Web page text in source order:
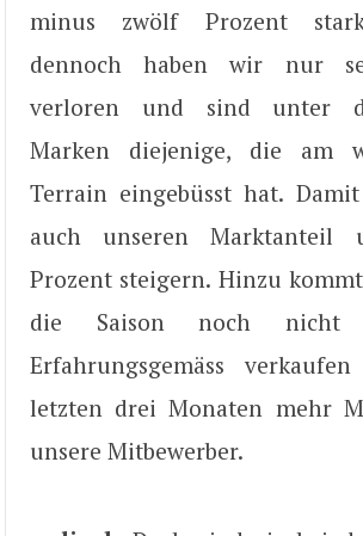
minus zwölf Prozent
dennoch haben wir nur
verloren und sind unter
Marken diejenige, die am
Terrain eingebüsst hat.
auch unseren
Prozent steigern. Hinzu
die Saison noch nicht
Erfahrungsgemäss
letzten drei Monaten mehr
unsere Mitbewerber.